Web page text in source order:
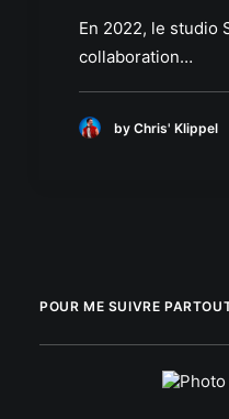
En 2022, le studio
collaboration…
by Chris' Klippel
POUR ME SUIVRE